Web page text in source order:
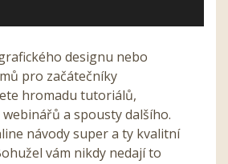
designu nebo
pro začátečníky
hromadu tutoriálů,
webinářů a spousty dalšího.
návody super a ty kvalitní
vám nikdy nedají to